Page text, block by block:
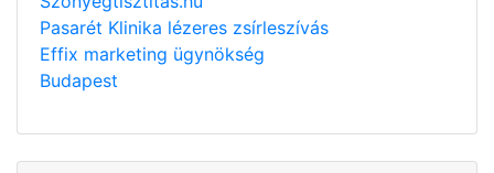
Pasarét Klinika lézeres zsírleszívás
Effix marketing ügynökség
Budapest